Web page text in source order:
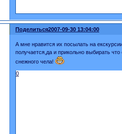
Поделиться2007-09-30 13:04:00
А мне нравится их посылать на
получается,да и прикольно выбирать
снежного чела!
0